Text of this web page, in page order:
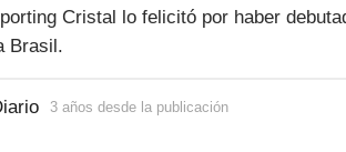
Cristal lo felicitó por haber
Brasil.
3 años desde la publicación